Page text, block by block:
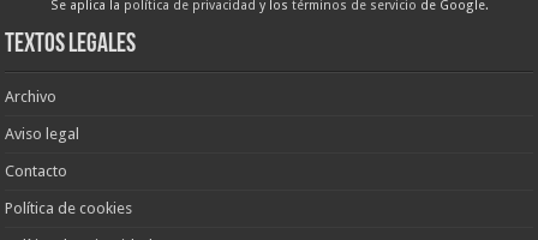
Se aplica la política de privacidad y los términos de servicio de Google.
Textos legales
Archivo
Aviso legal
Contacto
Política de cookies